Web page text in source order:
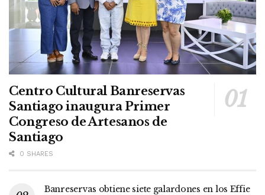
Centro Cultural Banreservas
Santiago inaugura Primer
Congreso de Artesanos de
Santiago
0 SHARES
Banreservas obtiene siete galardones en los Effie